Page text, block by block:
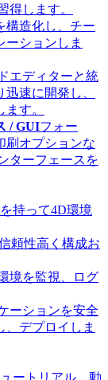
得します。
構造化し、チー
ーションしま
エディターと統
速に開発し、
す。
/ GUIフォー
刷オプションな
ターフェースを
持って4D環境
頼性高く構成お
境を監視、ログ
ーションを安全
、デプロイしま
ートリアル、動